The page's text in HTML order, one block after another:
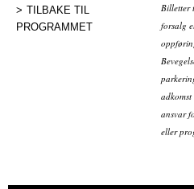
TILBAKE TIL
PROGRAMMET
Billetter
forsalg
ansvar
eller